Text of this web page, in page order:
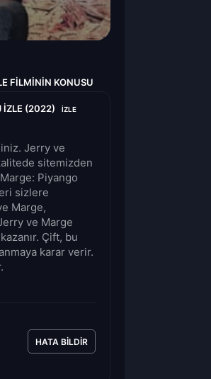
FILMININ KONUSU
IZLE (2022) IZLE
Jerry ve
sitemizden
Piyango
sizlere
Marge,
ve Marge
Çift, bu
karar verir.
HATA BILDIR